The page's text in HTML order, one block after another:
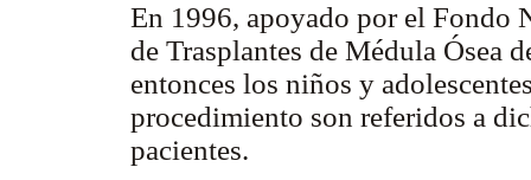
En 1996, apoyado por el Fondo
de Trasplantes de Médula Ósea
entonces los niños y
procedimiento son referidos a
pacientes.